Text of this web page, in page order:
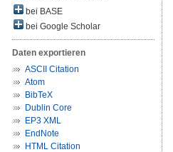
bei BASE
bei Google Scholar
Daten exportieren
ASCII Citation
Atom
BibTeX
Dublin Core
EP3 XML
EndNote
HTML Citation